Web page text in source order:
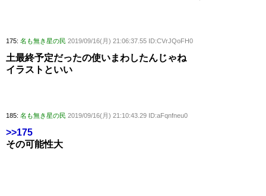
175: 名も無き星の民 2019/09/16(月) 21:06:37.55 ID:CVrJQoFH0
土最終予定だったの使いまわしたんじゃね
イラストといい
185: 名も無き星の民 2019/09/16(月) 21:10:43.29 ID:aFqnfneu0
>>175
その可能性大